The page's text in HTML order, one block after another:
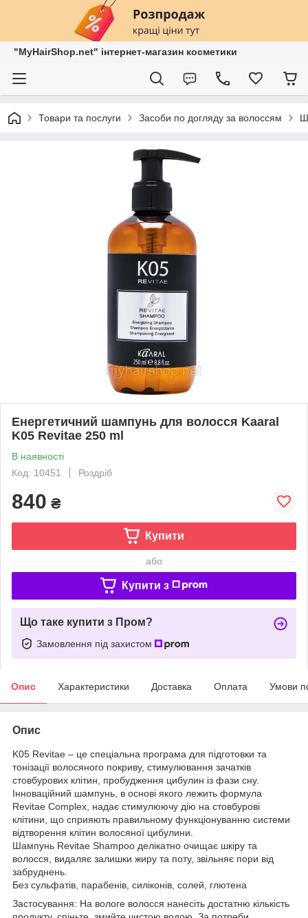
"MyHairShop.net" інтернет-магазин косметики
Товари та послуги Засоби по догляду за волоссям
Енергетичний шампунь для волосся Kaaral
K05 Revitae 250 ml
В наявності
Код: 10451
Роздріб
840 ₴
Купити
або
Купити з
Що таке купити з Пром?
Замовлення під захистом
Опис Характеристики Доставка Оплата Умови
Опис
K05 Revitae – це спеціальна програма для підготовки та
тонізації волосяного покриву, стимулювання зачатків
стовбурових клітин, пробудження цибулин із фази сну.
Інноваційний шампунь, в основі якого лежить формула
Revitae Complex, надає стимулюючу дію на стовбурові
клітини, що сприяють правильному функціонуванню системи
відтворення клітин волосяної цибулини.
Шампунь Revitae Shampoo делікатно очищає шкіру та
волосся, видаляє залишки жиру та поту, звільняє пори від
забруднень.
Без сульфатів, парабенів, силіконів, солей, глютена
Застосування: На вологе волосся нанесіть достатню кількість